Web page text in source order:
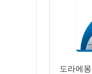
도라에